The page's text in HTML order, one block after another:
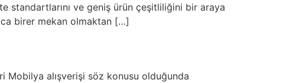
standartlarını ve geniş ürün çeşitliliğini bir araya
birer mekan olmaktan […]
Mobilya alışverişi söz konusu olduğunda